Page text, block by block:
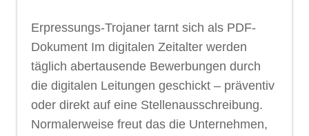
Erpressungs-Trojaner tarnt sich als PDF-
Dokument Im digitalen Zeitalter werden
täglich abertausende Bewerbungen durch
die digitalen Leitungen geschickt – präventiv
oder direkt auf eine Stellenausschreibung.
Normalerweise freut das die Unternehmen,